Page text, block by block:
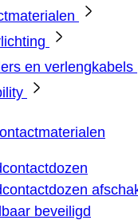
en verlengkabels
beveiligd